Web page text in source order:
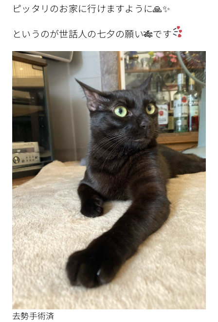
ピッタリのお家に行けますように🙏✨
というのが世話人の七夕の願い🎋です
去勢手術済